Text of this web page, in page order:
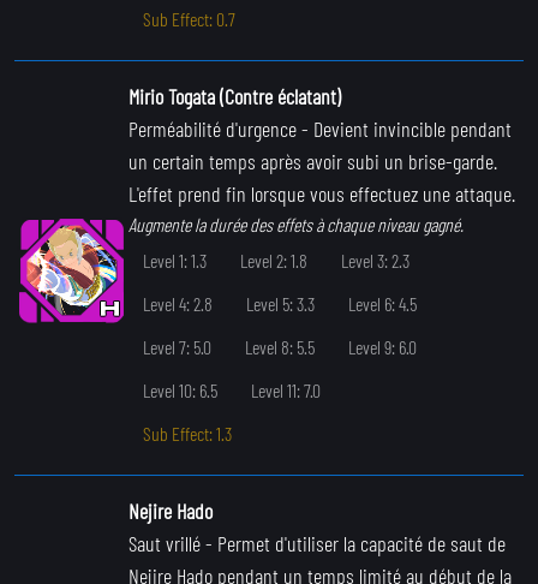
Sub Effect: 0.7
Mirio Togata (Contre éclatant)
Perméabilité d'urgence- Devient invincible pendant
un certain temps après avoir subi un brise-garde.
L'effet prend fin lorsque vous effectuez une attaque.
Augmente la durée des effets à chaque niveau gagné.
Level 1: 1.3
Level 2: 1.8
Level 3: 2.3
Level 4: 2.8
Level 5: 3.3
Level 6: 4.5
Level 7: 5.0
Level 8: 5.5
Level 9: 6.0
Level 10: 6.5
Level 11: 7.0
Sub Effect: 1.3
Nejire Hado
Saut vrillé- Permet d'utiliser la capacité de saut de
Nejire Hado pendant un temps limité au début de la